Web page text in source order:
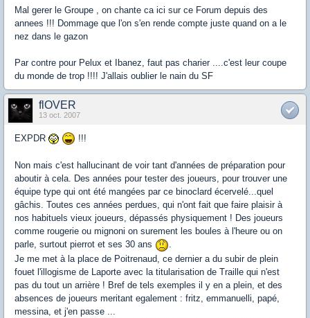
Mal gerer le Groupe , on chante ca ici sur ce Forum depuis des
annees !!! Dommage que l'on s'en rende compte juste quand on a le
nez dans le gazon
Par contre pour Pelux et Ibanez, faut pas charier ....c'est leur coupe
du monde de trop !!!! J'allais oublier le nain du SF
flOVER
13 oct. 2007
EXPDR !!!
Non mais c'est hallucinant de voir tant d'années de préparation pour
aboutir à cela. Des années pour tester des joueurs, pour trouver une
équipe type qui ont été mangées par ce binoclard écervelé...quel
gâchis. Toutes ces années perdues, qui n'ont fait que faire plaisir à
nos habituels vieux joueurs, dépassés physiquement ! Des joueurs
comme rougerie ou mignoni on surement les boules à l'heure ou on
parle, surtout pierrot et ses 30 ans
.
Je me met à la place de Poitrenaud, ce dernier a du subir de plein
fouet l'illogisme de Laporte avec la titularisation de Traille qui n'est
pas du tout un arrière ! Bref de tels exemples il y en a plein, et des
absences de joueurs meritant egalement : fritz, emmanuelli, papé,
messina, et j'en passe ...